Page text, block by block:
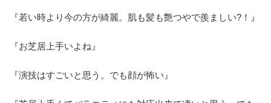
『若い時より今の方が綺麗。肌も髪も艶つやで羨ましい?！』
『お芝居上手いよね』
『演技はすごいと思う。でも顔が怖い』